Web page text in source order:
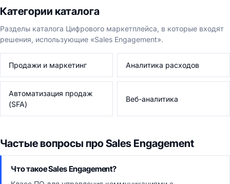
Категории каталога
Разделы каталога Цифрового маркетплейса, в которые входят
решения, использующие «Sales Engagement».
Продажи и маркетинг Аналитика расходов
Автоматизация продаж
(SFA)
Веб-аналитика
Частые вопросы про Sales Engagement
Что такое Sales Engagement?